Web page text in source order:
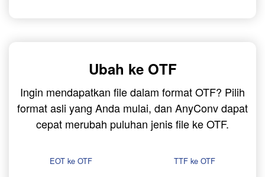
Ubah ke OTF
Ingin mendapatkan file dalam format OTF? Pilih
format asli yang Anda mulai, dan AnyConv dapat
cepat merubah puluhan jenis file ke OTF.
EOT ke OTF
TTF ke OTF